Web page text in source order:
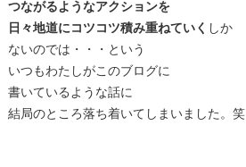
つながるようなアクションを
日々地道にコツコツ積み重ねていく しか
ないのでは・・・という
いつもわたしがこのブログに
書いているような話に
結局のところ落ち着いてしまいました。笑